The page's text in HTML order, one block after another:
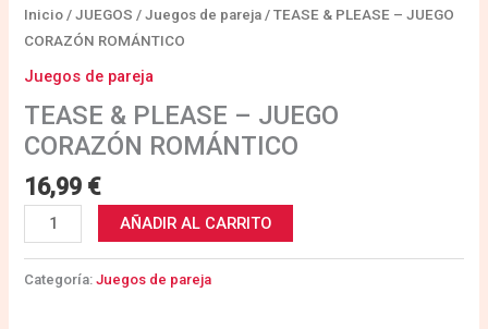
Inicio /JUEGOS /Juegos de pareja / TEASE & PLEASE – JUEGO
CORAZÓN ROMÁNTICO
Juegos de pareja
TEASE & PLEASE – JUEGO
CORAZÓN ROMÁNTICO
16,99 €
AÑADIR AL CARRITO
Categoría:Juegos de pareja